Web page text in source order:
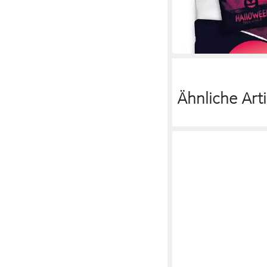
34,99 €
in 2-3 Werktagen bei dir
Ähnliche